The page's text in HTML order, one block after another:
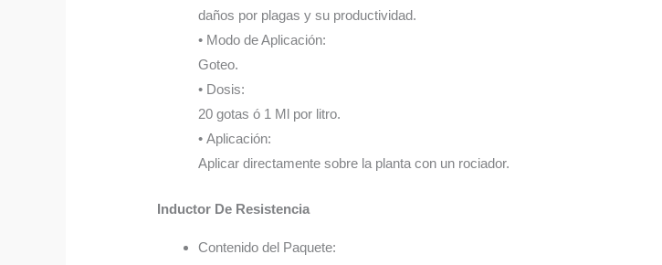
daños por plagas y su productividad.
• Modo de Aplicación:
Goteo.
• Dosis:
20 gotas ó 1 Ml por litro.
• Aplicación:
Aplicar directamente sobre la planta con un rociador.
Inductor De Resistencia
Contenido del Paquete: